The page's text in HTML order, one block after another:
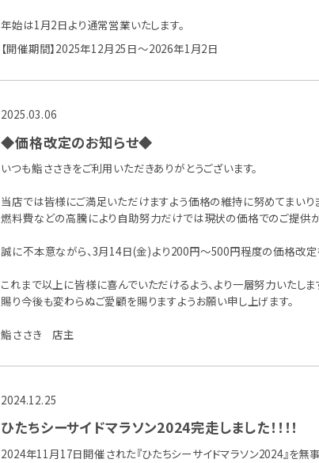
年始は1月2日より通常営業いたします。
【開催期間】2025年12月25日～2026年1月2日
2025.03.06
◆価格改定のお知らせ◆
いつも鮨ささきをご利用いただきありがとうございます。
当店では皆様にご満足いただけますよう価格の維持に努めてまいり
燃料費などの高騰により自助努力だけでは現状の価格でのご提供が
誠に不本意ながら、3月14日(金)より200円～500円程度の価格改定
これまで以上に皆様に喜んでいただけるよう、より一層努力いたし
賜り今後も変わらぬご愛顧を賜りますようお願い申し上げます。
鮨ささき 店主
2024.12.25
ひたちシーサイドマラソン2024完走しました！！！！
2024年11月17日開催された『ひたちシーサイドマラソン2024』を無